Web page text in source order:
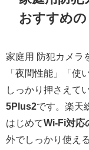
おすすめの
家庭用 防犯カメラ
「夜間性能」「使
しっかり押さえて
5Plus2です。楽天
はじめてWi-Fi対応
外でしっかり使え